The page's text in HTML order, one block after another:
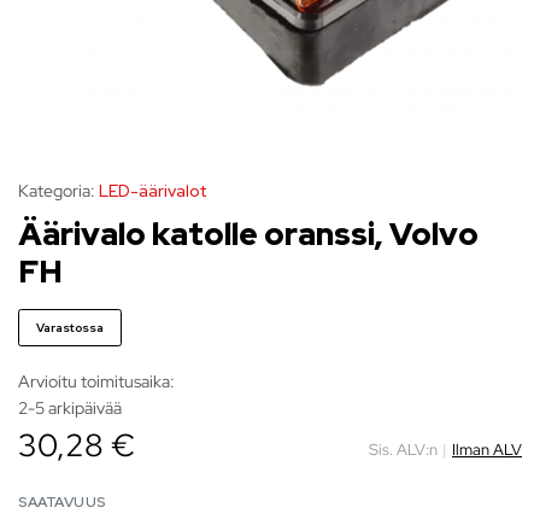
Kategoria: LED-äärivalot
Äärivalo katolle oranssi, Volvo
FH
Varastossa
Arvioitu toimitusaika:
2-5 arkipäivää
30,28 € Sis. ALV:n | Ilman ALV
SAATAVUUS